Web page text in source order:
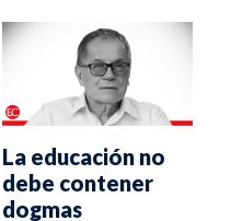
La educación no
debe contener
dogmas